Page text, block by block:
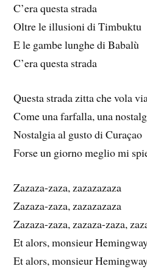
C’era questa strada
Oltre le illusioni di Timbuktu
E le gambe lunghe di Babalù
C’era questa strada
Questa strada zitta che vola
Come una farfalla, una
Nostalgia al gusto di Curaçao
Forse un giorno meglio mi
Zazaza-zaza, zazazazaza
Zazaza-zaza, zazazazaza
Zazaza-zaza, zazaza-zaza,
Et alors, monsieur
Et alors, monsieur